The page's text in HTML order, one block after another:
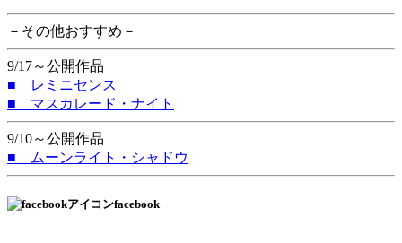
－その他おすすめ－
9/17～公開作品
■ レミニセンス
■ マスカレード・ナイト
9/10～公開作品
■ ムーンライト・シャドウ
facebook